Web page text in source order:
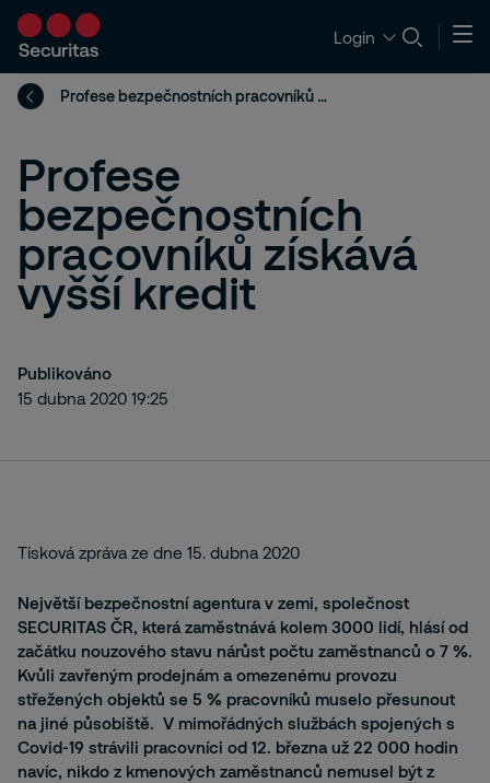
Login
Profese bezpečnostních pracovníků získává vyšší kredit
Profese
bezpečnostních
pracovníků získává
vyšší kredit
Publikováno
15 dubna 2020 19:25
Tisková zpráva ze dne 15. dubna 2020
Největší bezpečnostní agentura v zemi, společnost
SECURITAS ČR, která zaměstnává kolem 3000 lidí, hlásí od
začátku nouzového stavu nárůst počtu zaměstnanců o 7 %.
Kvůli zavřeným prodejnám a omezenému provozu
střežených objektů se 5 % pracovníků muselo přesunout
na jiné působiště. V mimořádných službách spojených s
Covid-19 strávili pracovníci od 12. března už 22 000 hodin
navíc, nikdo z kmenových zaměstnanců nemusel být z